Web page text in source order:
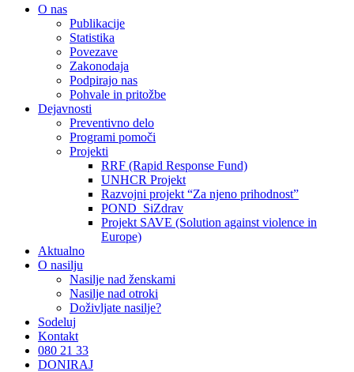
Close
O nas
Publikacije
Statistika
Povezave
Zakonodaja
Podpirajo nas
Pohvale in pritožbe
Dejavnosti
Preventivno delo
Programi pomoči
Projekti
RRF (Rapid Response Fund)
UNHCR Projekt
Razvojni projekt “Za njeno prihodnost”
POND_SiZdrav
Projekt SAVE (Solution against violence in
Europe)
Aktualno
O nasilju
Nasilje nad ženskami
Nasilje nad otroki
Doživljate nasilje?
Sodeluj
Kontakt
080 21 33
DONIRAJ